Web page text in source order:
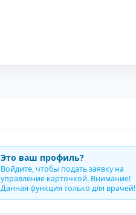
Это ваш профиль?
Войдите, чтобы подать заявку на
управление карточкой. Внимание!
Данная функция только для врачей!